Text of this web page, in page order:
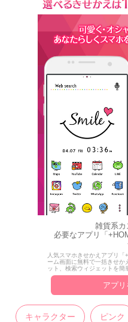
雑貨系カ
必要なアプリ「
人気スマホきせかえアプリ
ーム画面に無料で一括きせか
ット、検索ウィジェットを簡
アプリ
キャラクター ピンク